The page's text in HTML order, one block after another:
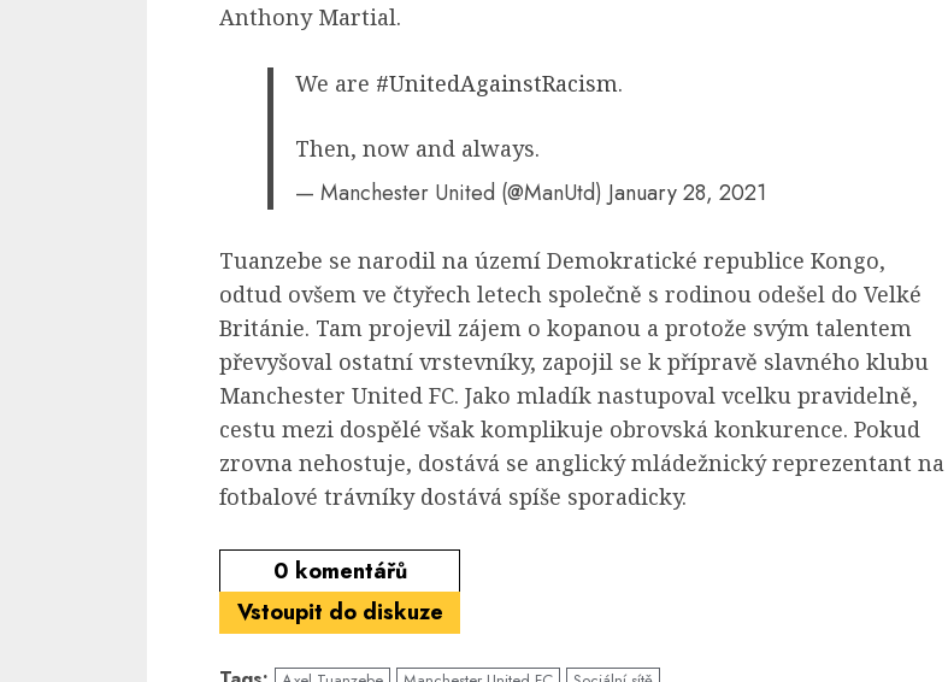
Anthony Martial.
We are #UnitedAgainstRacism.
Then, now and always.
— Manchester United (@ManUtd) January 28, 2021
Tuanzebe se narodil na území Demokratické republice Kongo,
odtud ovšem ve čtyřech letech společně s rodinou odešel do Velké
Británie. Tam projevil zájem o kopanou a protože svým talentem
převyšoval ostatní vrstevníky, zapojil se k přípravě slavného klubu
Manchester United FC. Jako mladík nastupoval vcelku pravidelně,
cestu mezi dospělé však komplikuje obrovská konkurence. Pokud
zrovna nehostuje, dostává se anglický mládežnický reprezentant na
fotbalové trávníky dostává spíše sporadicky.
0 komentářů
Vstoupit do diskuze